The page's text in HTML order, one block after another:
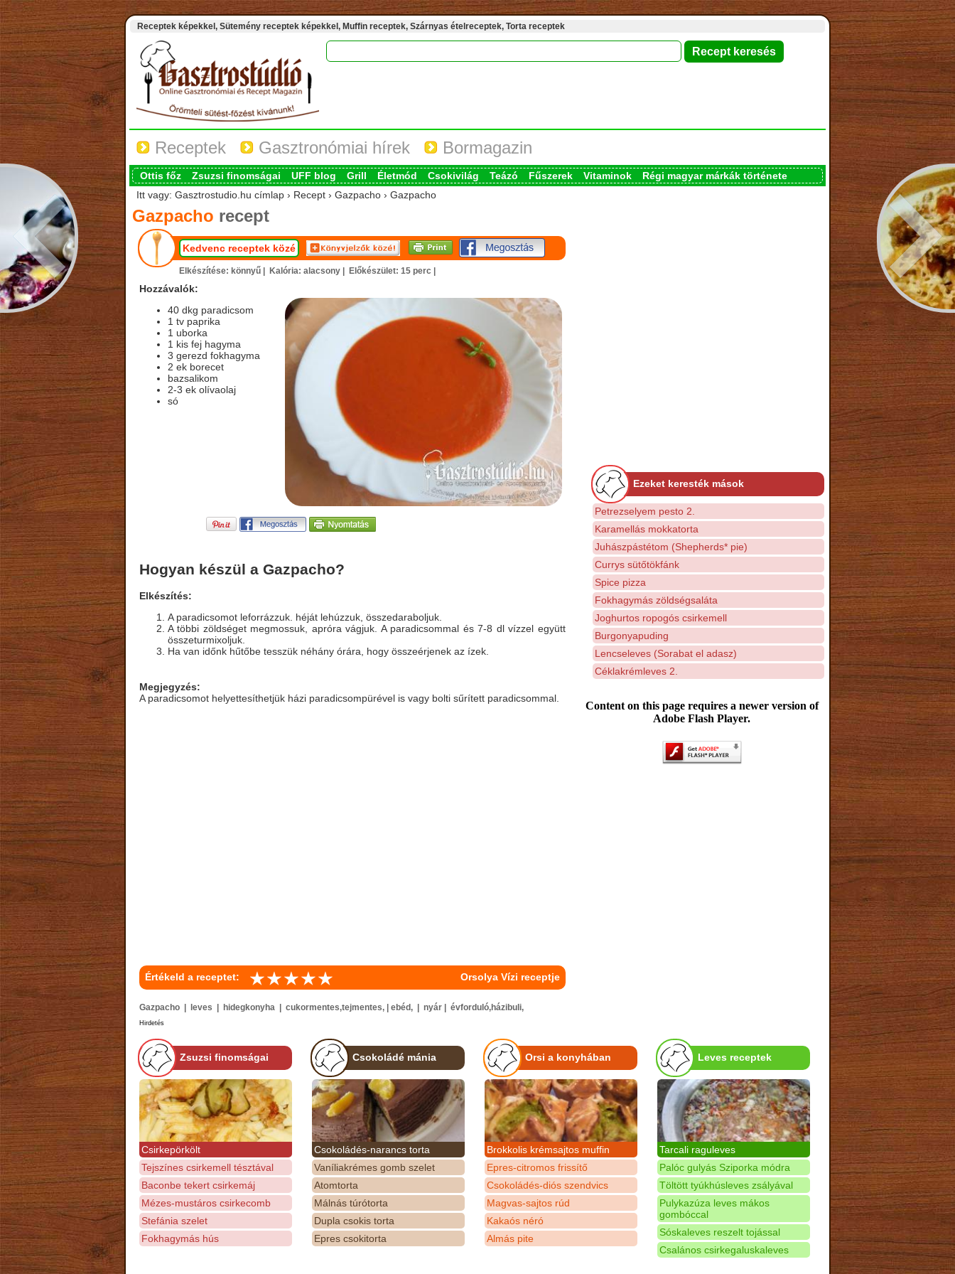
Receptek képekkel, Sütemény receptek képekkel, Muffin receptek, Szárnyas ételreceptek, Torta receptek
Receptek Gasztronómiai hírek Bormagazin
Ottis főz Zsuzsi finomságai UFF blog Grill Életmód Csokivilág Teázó Fűszerek Vitaminok
Régi magyar márkák története
Itt vagy: Gasztrostudio.hu címlap › Recept › Gazpacho › Gazpacho
Gazpacho recept
Kedvenc receptek közé
Elkészítése: könnyű | Kalória: alacsony | Előkészület: 15 perc |
Hozzávalók:
40 dkg paradicsom
1 tv paprika
1 uborka
1 kis fej hagyma
3 gerezd fokhagyma
2 ek borecet
bazsalikom
2-3 ek olívaolaj
só
Hogyan készül a Gazpacho?
Elkészítés:
A paradicsomot leforrázzuk. héját lehúzzuk, összedaraboljuk.
A többi zöldséget megmossuk, apróra vágjuk. A paradicsommal és 7-8 dl vízzel együtt
összeturmixoljuk.
Ha van időnk hűtőbe tesszük néhány órára, hogy összeérjenek az ízek.
Megjegyzés:
A paradicsomot helyettesíthetjük házi paradicsompürével is vagy bolti sűrített paradicsommal.
Értékeld a receptet: Orsolya Vízi receptje
Gazpacho | leves | hidegkonyha | cukormentes,tejmentes, | ebéd, | nyár | évforduló,házibuli,
Hirdetés
Ezeket keresték mások
Petrezselyem pesto 2.
Karamellás mokkatorta
Juhászpástétom (Shepherds* pie)
Currys sütőtökfánk
Spice pizza
Fokhagymás zöldségsaláta
Joghurtos ropogós csirkemell
Burgonyapuding
Lencseleves (Sorabat el adasz)
Céklakrémleves 2.
Content on this page requires a newer version of
Adobe Flash Player.
Zsuzsi finomságai
Csirkepörkölt
Tejszínes csirkemell tésztával
Baconbe tekert csirkemáj
Mézes-mustáros csirkecomb
Stefánia szelet
Fokhagymás hús
Csokoládé mánia
Csokoládés-narancs torta
Vaníliakrémes gomb szelet
Atomtorta
Málnás túrótorta
Dupla csokis torta
Epres csokitorta
Orsi a konyhában
Brokkolis krémsajtos muffin
Epres-citromos frissítő
Csokoládés-diós szendvics
Magvas-sajtos rúd
Kakaós néró
Almás pite
Leves receptek
Tarcali raguleves
Palóc gulyás Sziporka módra
Töltött tyúkhúsleves zsályával
Pulykazúza leves mákos
gombóccal
Sóskaleves reszelt tojással
Csalános csirkegaluskaleves